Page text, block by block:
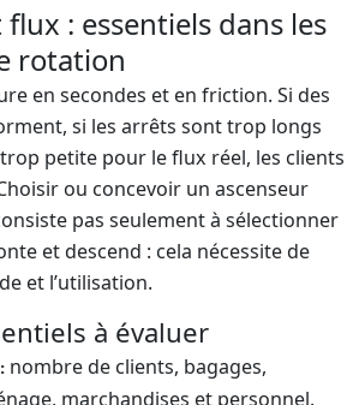
: essentiels dans les
rotation
en secondes et en friction. Si des
si les arrêts sont trop longs
petite pour le flux réel, les clients
ou concevoir un ascenseur
pas seulement à sélectionner
et descend : cela nécessite de
et l’utilisation.
à évaluer
nombre de clients, bagages,
marchandises et personnel.